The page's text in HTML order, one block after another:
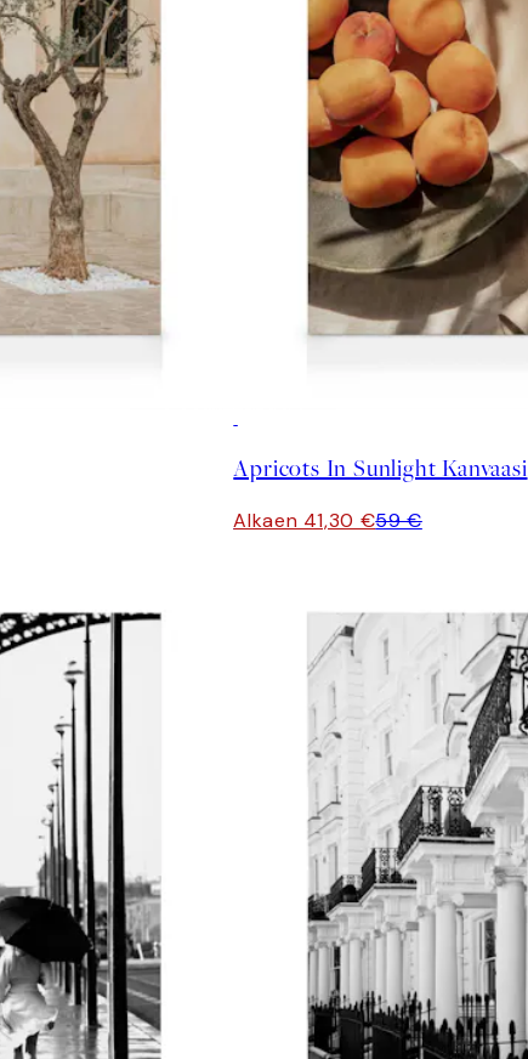
Apricots In Sunlight Kanvaasi
Alkaen 41,30 €59 €